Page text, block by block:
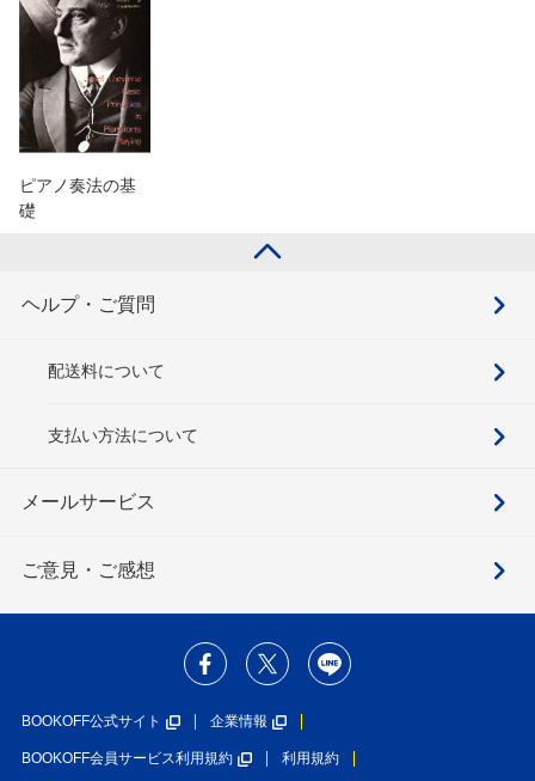
ピアノ奏法の基
礎
ヘルプ・ご質問
配送料について
支払い方法について
メールサービス
ご意見・ご感想
BOOKOFF公式サイト 企業情報
BOOKOFF会員サービス利用規約 利用規約